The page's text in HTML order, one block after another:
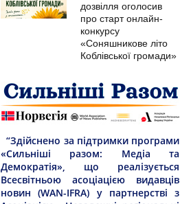
дозвілля оголосив
про старт онлайн-
конкурсу
«Соняшникове літо
Коблівської громади»
“Здійснено за підтримки програми
«Сильніші разом: Медіа та
Демократія», що реалізується
Всесвітньою асоціацією видавців
новин (WAN-IFRA) у партнерстві з